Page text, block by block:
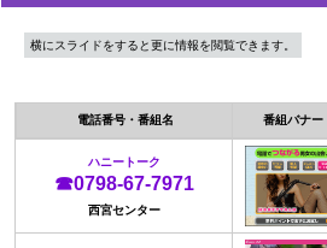
横にスライドをすると更に情報を閲覧できます。
電話番号・番組名 番組バナー
ハニートーク
☎0798-67-7971
西宮センター